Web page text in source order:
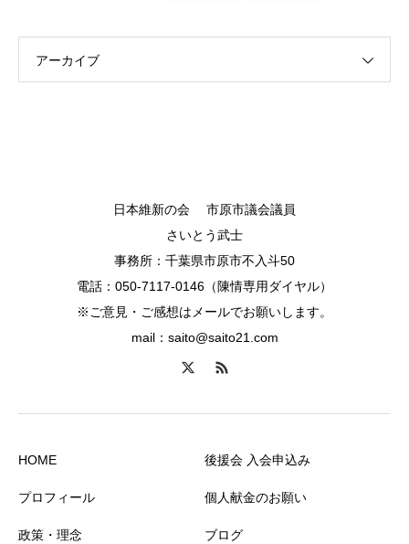
アーカイブ
日本維新の会 市原市議会議員
さいとう武士
事務所：千葉県市原市不入斗50
電話：050-7117-0146（陳情専用ダイヤル）
※ご意見・ご感想はメールでお願いします。
mail：saito@saito21.com
HOME
プロフィール
政策・理念
後援会 入会申込み
個人献金のお願い
ブログ